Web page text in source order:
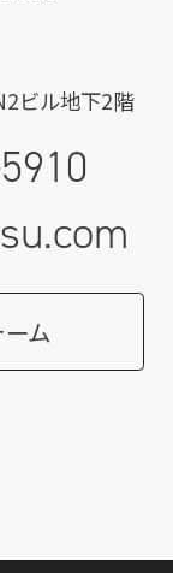
ビル地下2階
ム